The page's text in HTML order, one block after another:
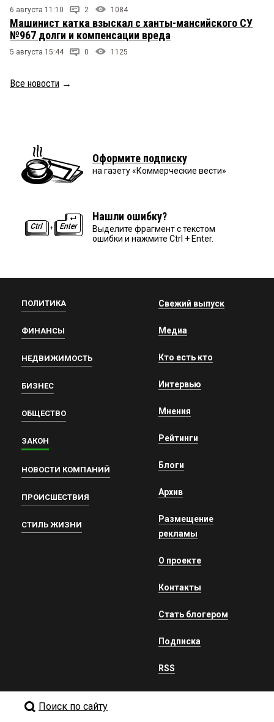
6 августа 11:10 2 1084
Машинист катка взыскал с ханты-мансийского СУ
№967 долги и компенсации вреда
5 августа 15:44 0 1125
Все новости →
Оформите подписку
на газету «Коммерческие вести»
Нашли ошибку?
Выделите фрагмент с текстом
ошибки и нажмите Ctrl + Enter.
ПОЛИТИКА
ФИНАНСЫ
НЕДВИЖИМОСТЬ
БИЗНЕС
ОБЩЕСТВО
ЗАКОН
НОВОСТИ КОМПАНИЙ
ПРОИСШЕСТВИЯ
СТИЛЬ ЖИЗНИ
Свежий выпуск
Медиа
Кто есть кто
Интервью
Мнения
Рейтинги
Блоги
Архив
Размещение
рекламы
О проекте
Контакты
Стать блогером
Подписка
RSS
Поиск по сайту